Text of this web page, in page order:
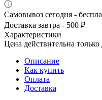
Самовывоз сегодня -
Доставка завтра - 500 ₽
Характеристики
Цена действительна
Описание
Как купить
Оплата
Доставка